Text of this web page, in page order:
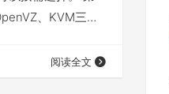
、KVM三大
搭建及vultr服务器
阅读全文